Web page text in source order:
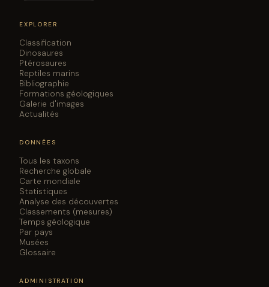
EXPLORER
Classification
Dinosaures
Ptérosaures
Reptiles marins
Bibliographie
Formations géologiques
Galerie d'images
Actualités
DONNÉES
Tous les taxons
Recherche globale
Carte mondiale
Statistiques
Analyse des découvertes
Classements (mesures)
Temps géologique
Par pays
Musées
Glossaire
ADMINISTRATION